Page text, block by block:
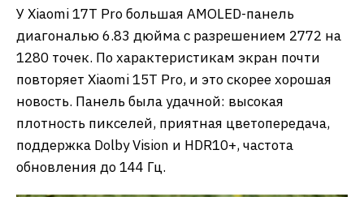
У Xiaomi 17T Pro большая AMOLED-панель
диагональю 6.83 дюйма с разрешением 2772 на
1280 точек. По характеристикам экран почти
повторяет Xiaomi 15T Pro, и это скорее хорошая
новость. Панель была удачной: высокая
плотность пикселей, приятная цветопередача,
поддержка Dolby Vision и HDR10+, частота
обновления до 144 Гц.